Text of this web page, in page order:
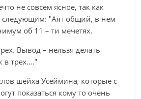
не совсем ясное, так как
следующим: "Аят общий, в нем
об 11 – ти мечетях.
Вывод – нельзя делать
в трех…."
шейха Усеймина, которые с
показаться кому то очень